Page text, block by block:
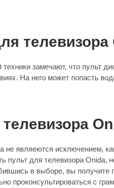
телевизора
замечают, что пульт
На него может попасть
не являеются исключением,
пульт для телевизора
в выборе, вы получите
проконсультироваться с